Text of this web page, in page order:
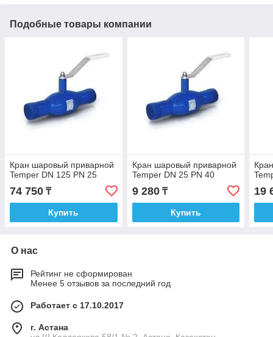
Подобные товары компании
Кран шаровый приварной
Temper DN 125 PN 25
74 750 ₸
Купить
Кран шаровый приварной
Temper DN 25 PN 40
9 280₸
Купить
19
О нас
Рейтинг не сформирован
Менее 5 отзывов за последний год
Работает с 17.10.2017
г. Астана